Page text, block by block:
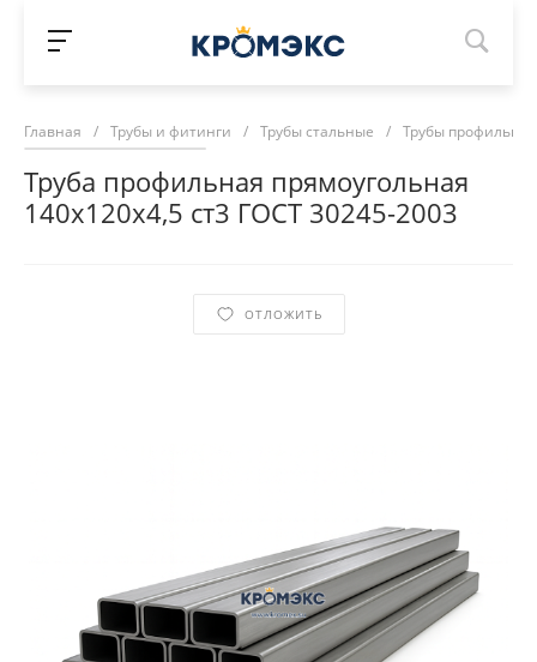
Главная / Трубы и фитинги / Трубы стальные / Трубы
Труба профильная прямоугольная
140х120х4,5 ст3 ГОСТ 30245-2003
ОТЛОЖИТЬ